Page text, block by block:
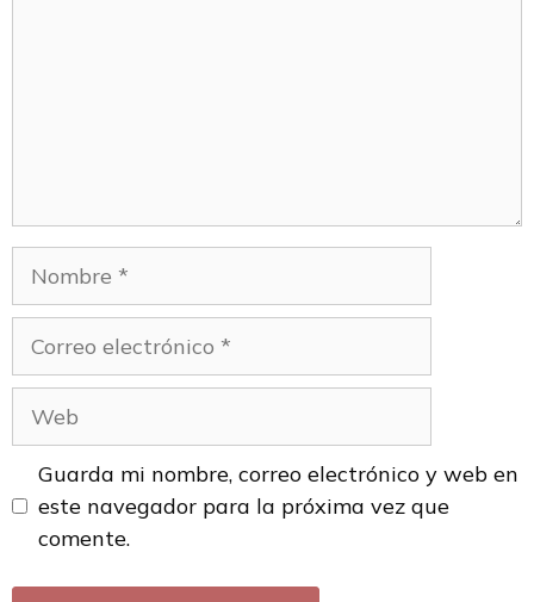
Guarda mi nombre, correo electrónico y web en
este navegador para la próxima vez que
comente.